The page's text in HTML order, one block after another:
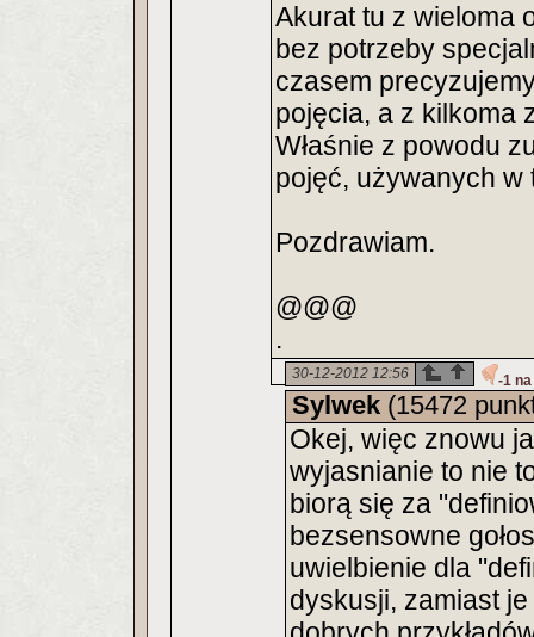
Akurat tu z wieloma
bez potrzeby
czasem
pojęcia, a z kilkoma
Właśnie z powodu
pojęć, używanych w
Pozdrawiam.
@@@
.
30-12-2012 12:56 -1 na
Sylwek (15472
Okej, więc znowu
wyjasnianie to nie
biorą się za
bezsensowne
uwielbienie dla
dyskusji, zamiast